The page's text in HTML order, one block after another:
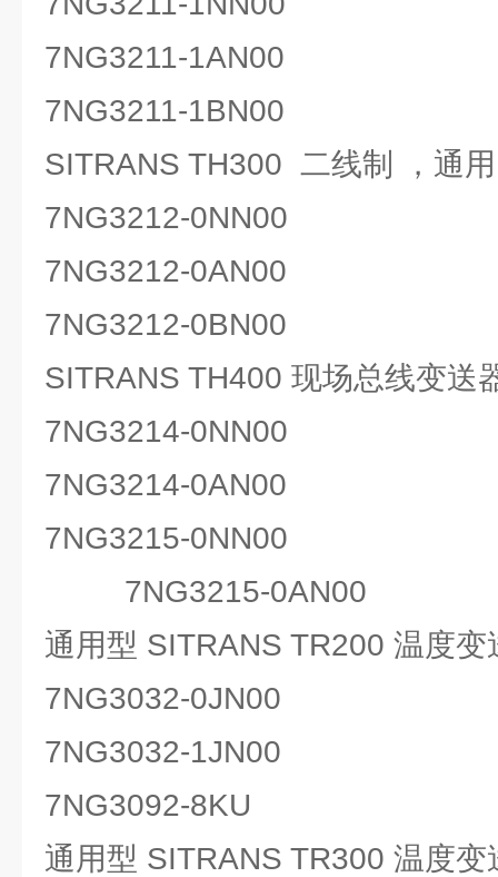
7NG3211-1AN00
7NG3211-1BN00
SITRANS TH300 二线制 ，通
7NG3212-0NN00
7NG3212-0AN00
7NG3212-0BN00
SITRANS TH400 现场总线变送
7NG3214-0NN00
7NG3214-0AN00
7NG3215-0NN00
7NG3215-0AN00
通用型 SITRANS TR200 温度变
7NG3032-0JN00
7NG3032-1JN00
7NG3092-8KU
通用型 SITRANS TR300 温度变